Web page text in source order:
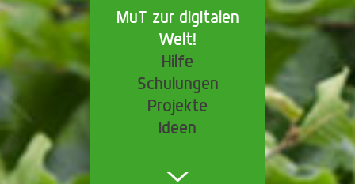
MuT zur digitalen
Welt!
Hilfe
Schulungen
Projekte
Ideen